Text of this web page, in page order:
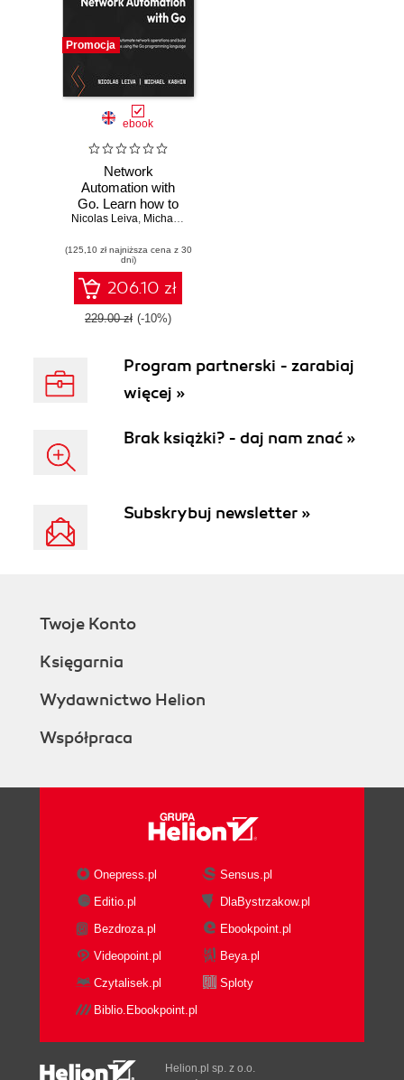
Promocja
ebook
Network
Automation with
Go. Learn how to
automate network
build applications
using the Go
programming
language
Nicolas Leiva, Michael Kashin
(125,10 zł najniższa cena z 30
dni)
206.10 zł
229.00 zł (-10%)
Program partnerski - zarabiaj
więcej »
Brak książki? - daj nam znać »
Subskrybuj newsletter »
Twoje Konto
Księgarnia
Wydawnictwo Helion
Współpraca
Onepress.pl
Sensus.pl
Editio.pl
DlaBystrzakow.pl
Bezdroza.pl
Ebookpoint.pl
Videopoint.pl
Beya.pl
Czytalisek.pl
Sploty
Biblio.Ebookpoint.pl
Helion.pl sp. z o.o.